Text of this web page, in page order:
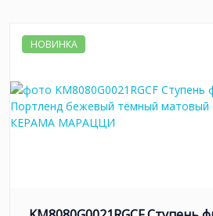
НОВИНКА